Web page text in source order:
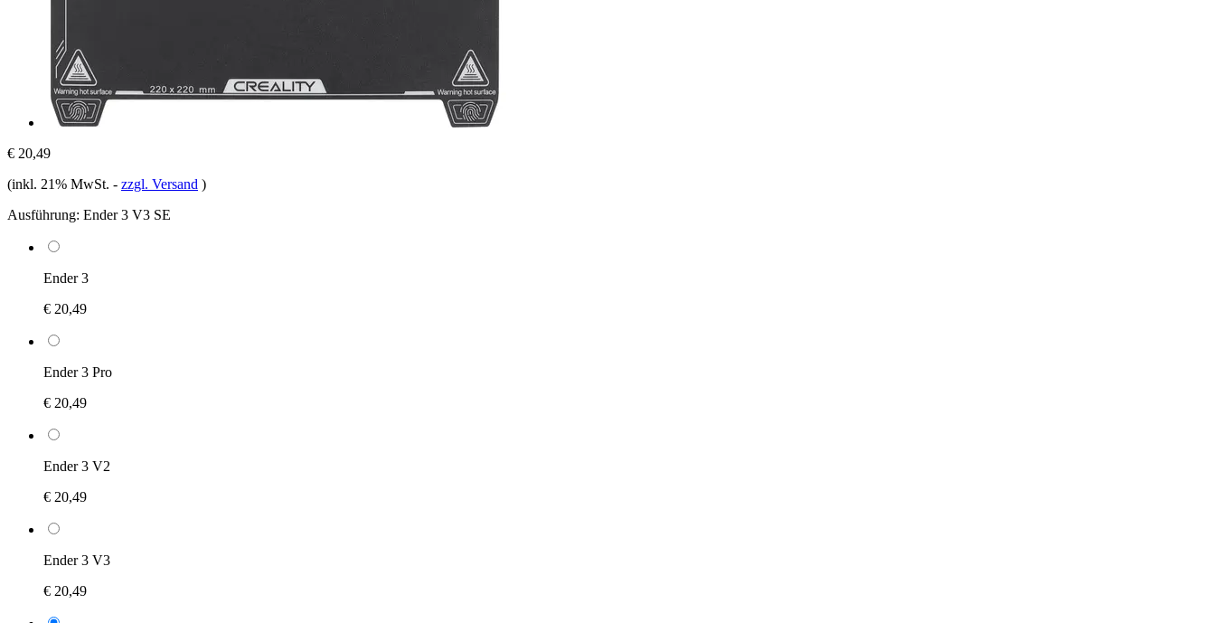
€ 20,49
(inkl. 21% MwSt. - zzgl. Versand )
Ausführung: Ender 3 V3 SE
Ender 3
€ 20,49
Ender 3 Pro
€ 20,49
Ender 3 V2
€ 20,49
Ender 3 V3
€ 20,49